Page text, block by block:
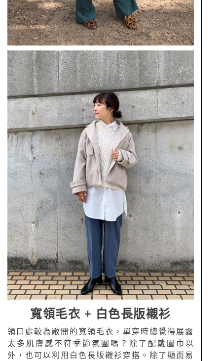
寬領毛衣 + 白色長版襯衫
領口處較為敞開的寬領毛衣，單穿時總覺得展露
太多肌膚感不符季節氛圍嗎？除了配戴圍巾以
外，也可以利用白色長版襯衫穿搭。除了顯而易